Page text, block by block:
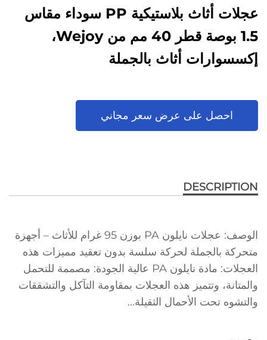
عجلات أثاث بلاستيكية PP سوداء مقاس
1.5 بوصة قطر 40 مم من Wejoy،
إكسسوارات أثاث بالجملة
احصل على عرض سعر مجاني
DESCRIPTION
الوصف: عجلات نايلون PA بوزن 95 غرام للأثاث – أجهزة
متحركة بالجملة لحركة سلسة بدون تعقيد مميزات هذه
العجلات: مادة نايلون PA عالية الجودة: مصممة للتحمل
والمتانة، وتتميز هذه العجلات بمقاومة التآكل والتشققات
والتشوه تحت الأحمال الثقيلة...